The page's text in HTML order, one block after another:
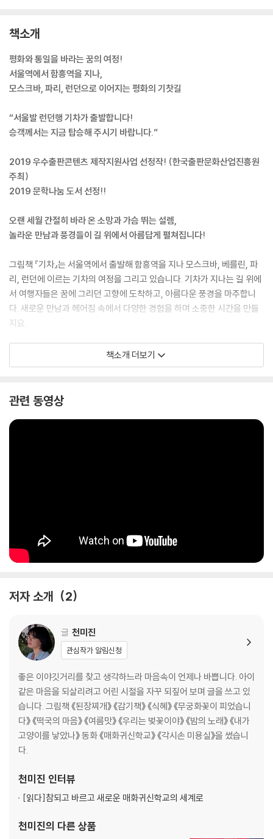
책소개
평화와 통일을 바라는 꿈의 여정!
서울역에서 함흥역을 지나,
모스크바, 파리, 런던으로 이어지는 평화의 기찻길
“서울발 런던행 기차가 출발합니다!
승객께서는 지금 탑승해 주시기 바랍니다.”
2019 우수출판콘텐츠 제작지원사업 선정작! (한국출판문화산업진흥원
주최)
2019 문학나눔 도서 선정!!
오랜 세월 간절히 바라 온 소망과 가슴 뛰는 설렘,
놀라운 만남과 풍경들이 길 위에서 아름답게 펼쳐집니다!
그림책 『기차』는 서울역에서 출발해 함흥역을 지나 모스크바, 베를린, 파
리, 런던에 이르는 기차의 여정을 그리고 있습니다. 기차가 지나는 길 위에
서 여행자들은 꿈에 그리던 고향에 도착하고, 아름다운 풍경을 마주합니
다. 새로운 만남과 헤어짐 속에서 다양한 경험을 하며 소중한 시간을 만들
지요.
남과 북의 경계를 넘어 세계로 나아가는 기차와 그 기찻길은 평화와 화합
을 상징하고, 우리의 바람과 희망을 담고 있습니다. 비록 지금은 갈 수 없지
으로도 설레고 가슴 벅찬 미래를 보여 줍니다.
한 자 한 자 고심하며 덜어 내고 보탠 간결하고 시적인 글과 섬세하고 감각
책소개 더보기
관련 동영상
저자 소개 2
글 천미진
관심작가 알림신청
좋은 이야깃거리를 찾고 생각하느라 마음속이 언제나 바쁩니다. 아이
같은 마음을 되살리려고 어린 시절을 자꾸 되짚어 보며 글을 쓰고 있
습니다. 그림책 《된장찌개》 《감기책》 《식혜》 《무궁화꽃이 피었습니
다》 《떡국의 마음》 《여름맛》 《우리는 벚꽃이야》 《밤의 노래》 《내가
고양이를 낳았나》 동화 《매화귀신학교》 《각시손 미용실》을 썼습니
다.
천미진 인터뷰
[읽다]참되고 바르고 새로운 매화귀신학교의 세계로
천미진의 다른 상품